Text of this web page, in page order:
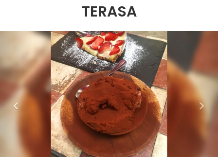
TERASA
< >